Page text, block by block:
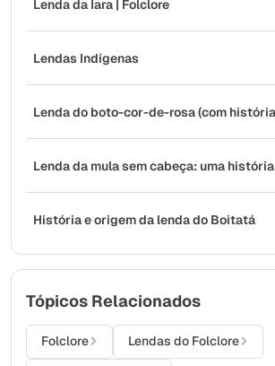
Lenda da Iara | Folclore
Lendas Indígenas
Lenda do boto-cor-de-rosa (com
Lenda da mula sem cabeça: uma
História e origem da lenda do Boitatá
Tópicos Relacionados
Folclore Lendas do Folclore